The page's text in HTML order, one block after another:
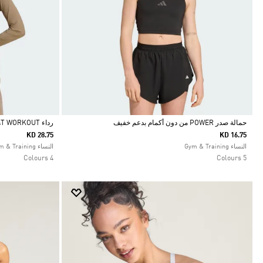
Selected
حمالة صدر POWER من دون أكمام بدعم خفيف
KD 16.75
النساء Gym & Training
5 Colours
Selected
رداء D4T WORKOUT
KD 28.75
النساء Gym & Training
4 Colours